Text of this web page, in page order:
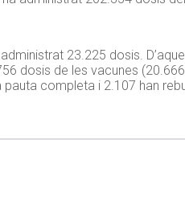
administrat 23.225 dosis.
dosis de les vacunes
pauta completa i 2.107 han